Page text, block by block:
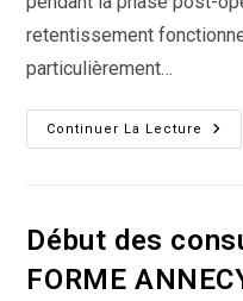
retentissement
particulièrement…
Continuer La Lecture
Début des
FORME